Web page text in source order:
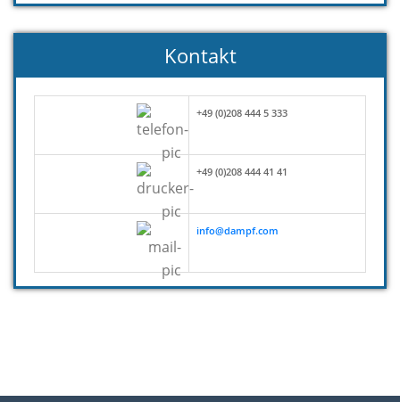
Kontakt
+49 (0)208 444 5 333
+49 (0)208 444 41 41
info@dampf.com